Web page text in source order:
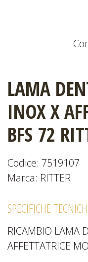
CATALOGHI
EVENTI
NEWS
LAMA
INOX X
BFS 72
Codice: 7519107
Marca: RITTER
SPECIFICHE
RICAMBIO LAMA
AFFETTATRICE